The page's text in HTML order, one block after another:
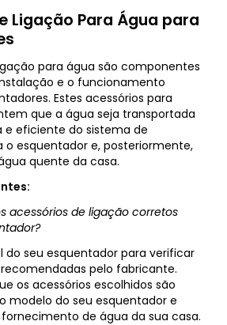
Ligação Para Água para
para água são componentes
e o funcionamento
Estes acessórios para
que a água seja transportada
e eficiente do sistema de
esquentador e, posteriormente,
quente da casa.
acessórios de ligação corretos
do seu esquentador para verificar
pelo fabricante.
os acessórios escolhidos são
modelo do seu esquentador e
de água da sua casa.